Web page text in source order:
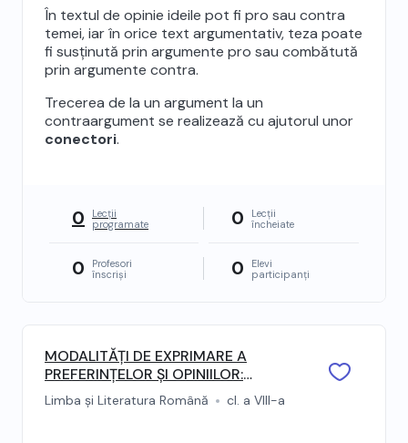
În textul de opinie ideile pot fi pro sau contra
temei, iar în orice text argumentativ, teza poate
fi susținută prin argumente pro sau combătută
prin argumente contra.
Trecerea de la un argument la un
contraargument se realizează cu ajutorul unor
conectori.
0
Lecții
programate
0
Lecții
încheiate
0
Profesori
înscriși
0
Elevi
participanți
MODALITĂȚI DE EXPRIMARE A
PREFERINȚELOR ȘI OPINIILOR:
modalități de exprimare a
preferințelor și opiniilor
Limba și Literatura Română cl. a VIII-a